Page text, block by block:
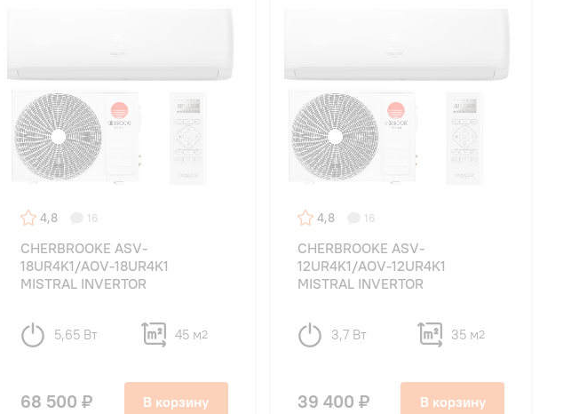
4,8 16
CHERBROOKE ASV-
18UR4K1/AOV-18UR4K1
MISTRAL INVERTOR
5,65 Вт 45 м2
68 500 ₽ В корзину
4,8 16
CHERBROOKE ASV-
12UR4K1/AOV-12UR4K1
MISTRAL INVERTOR
3,7 Вт 35 м2
39 400 ₽ В корзину